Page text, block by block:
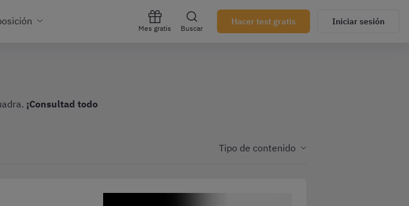
Mes gratis Buscar
Hacer test gratis Iniciar sesión
¡Consultad todo
Tipo de contenido